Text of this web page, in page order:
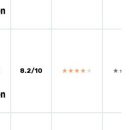
8.2/10 ★★★★★
★★★★★